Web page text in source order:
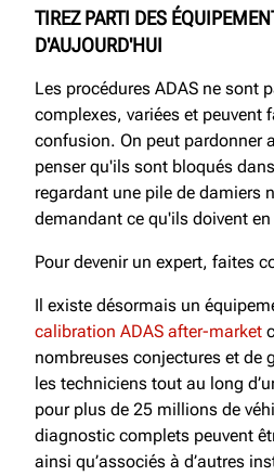
TIREZ PARTI DES
D'AUJOURD'HUI
Les procédures ADAS ne sont
complexes, variées et peuvent
confusion. On peut pardonner
penser qu'ils sont bloqués
regardant une pile de damiers
demandant ce qu'ils doivent
Pour devenir un expert, faites
Il existe désormais un
calibration ADAS after-market
nombreuses conjectures et de
les techniciens tout au long
pour plus de 25 millions de
diagnostic complets peuvent
ainsi qu’associés à d’autres